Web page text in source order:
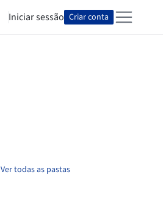
Iniciar sessão Criar conta
Ver todas as pastas